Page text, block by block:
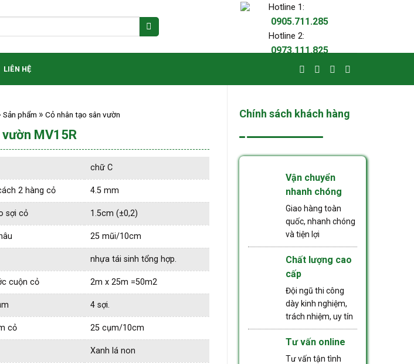
Hotline 1:
0905.711.285
Hotline 2:
0973.111.825
LIÊN HỆ
Chính sách khách hàng
Vận chuyển
nhanh chóng
Giao hàng toàn
quốc, nhanh chóng
và tiện lợi
Chất lượng cao
cấp
Đội ngũ thi công
dày kinh nghiệm,
trách nhiệm, uy tín
Tư vấn online
Tư vấn tận tình
Sản phẩm Cỏ nhân tạo sân vườn
vườn MV15R
chữ C
2 hàng cỏ 4.5 mm
sợi cỏ 1.5cm (±0,2)
25 mũi/10cm
nhựa tái sinh tổng hợp.
cuộn cỏ 2m x 25m =50m2
4 sợi.
cỏ 25 cụm/10cm
Xanh lá non